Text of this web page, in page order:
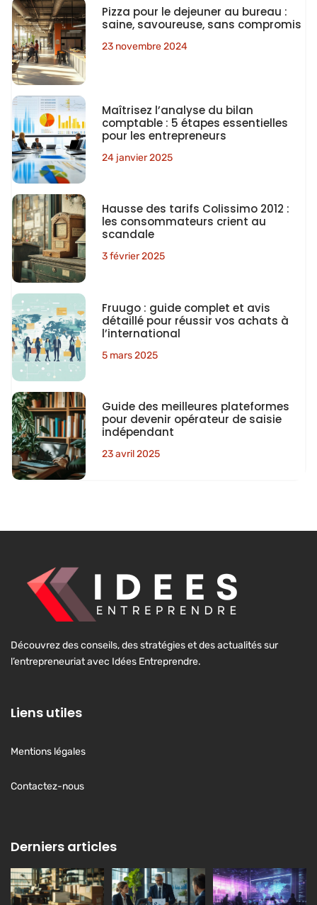
Pizza pour le dejeuner au bureau :
saine, savoureuse, sans compromis
23 novembre 2024
Maîtrisez l’analyse du bilan
comptable : 5 étapes essentielles
pour les entrepreneurs
24 janvier 2025
Hausse des tarifs Colissimo 2012 :
les consommateurs crient au
scandale
3 février 2025
Fruugo : guide complet et avis
détaillé pour réussir vos achats à
l’international
5 mars 2025
Guide des meilleures plateformes
pour devenir opérateur de saisie
indépendant
23 avril 2025
Découvrez des conseils, des stratégies et des actualités sur
l’entrepreneuriat avec Idées Entreprendre.
Liens utiles
Mentions légales
Contactez-nous
Derniers articles